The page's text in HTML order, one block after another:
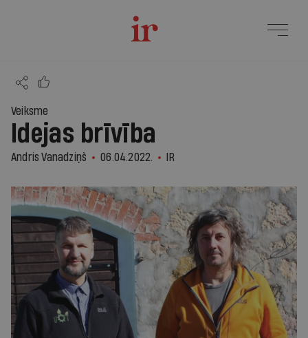
Veiksme
Idejas brīvība
Andris Vanadziņš 06.04.2022. IR